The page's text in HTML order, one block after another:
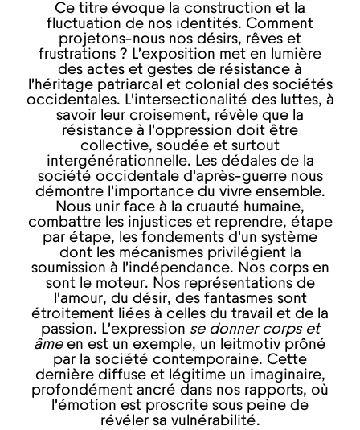
Ce titre évoque la construction et la
fluctuation de nos identités. Comment
projetons-nous nos désirs, rêves et
frustrations ? L’exposition met en lumière
des actes et gestes de résistance à
l’héritage patriarcal et colonial des sociétés
occidentales. L’intersectionalité des luttes, à
savoir leur croisement, révèle que la
résistance à l’oppression doit être
collective, soudée et surtout
intergénérationnelle. Les dédales de la
société occidentale d’après-guerre nous
démontre l’importance du vivre ensemble.
Nous unir face à la cruauté humaine,
combattre les injustices et reprendre, étape
par étape, les fondements d’un système
dont les mécanismes privilégient la
soumission à l’indépendance. Nos corps en
sont le moteur. Nos représentations de
l’amour, du désir, des fantasmes sont
étroitement liées à celles du travail et de la
passion. L’expression se donner corps et
âme en est un exemple, un leitmotiv prôné
par la société contemporaine. Cette
dernière diffuse et légitime un imaginaire,
profondément ancré dans nos rapports, où
l’émotion est proscrite sous peine de
révéler sa vulnérabilité.